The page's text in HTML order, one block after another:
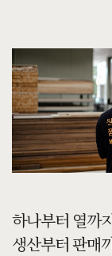
하나부터 열까
생산부터 판매